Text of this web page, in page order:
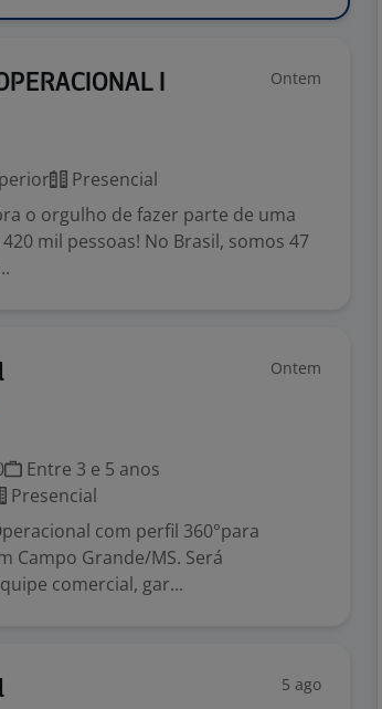
I Ontem
Presencial
o orgulho de fazer parte de uma
mil pessoas! No Brasil, somos 47
Ontem
Entre 3 e 5 anos
Presencial
com perfil 360°para
Campo Grande/MS. Será
comercial, gar...
5 ago